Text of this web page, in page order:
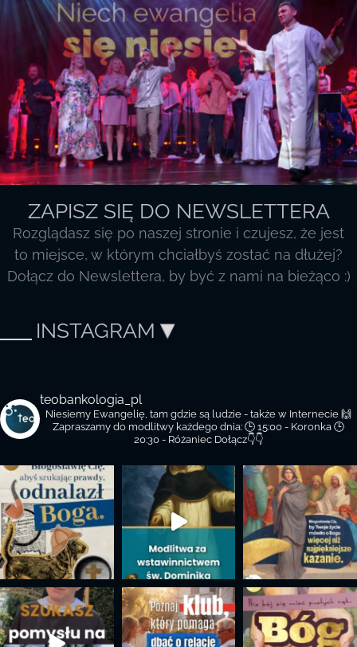
ZAPISZ SIĘ DO NEWSLETTERA
Rozglądasz się po naszej stronie i czujesz, że jest
to miejsce, w którym chciałbyś zostać na dłużej?
Dołącz do Newslettera, by być z nami na bieżąco :)
INSTAGRAM
teobankologia_pl
Niesiemy Ewangelię, tam gdzie są ludzie - także w Internecie 🙌
Zapraszamy do modlitwy każdego dnia: 🕒 15:00 - Koronka 🕒
20:30 - Różaniec Dołącz👇👇